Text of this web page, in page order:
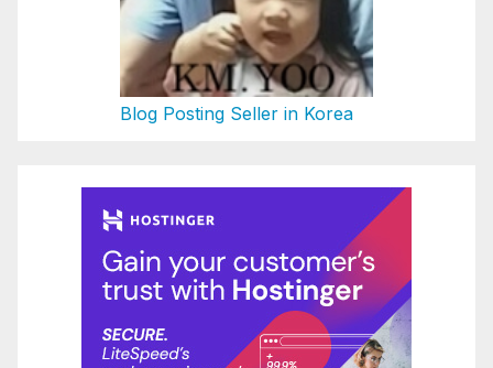
Blog Posting Seller in Korea